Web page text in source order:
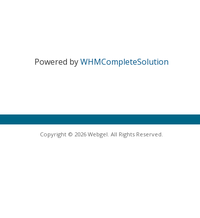
Powered byWHMCompleteSolution
Copyright © 2026 Webgel. All Rights Reserved.